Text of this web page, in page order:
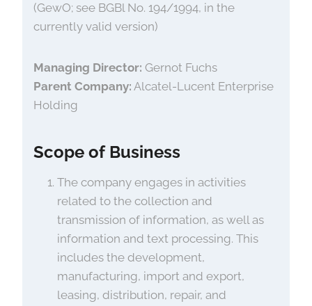
(GewO; see BGBl No. 194/1994, in the
currently valid version)
Managing Director: Gernot Fuchs
Parent Company: Alcatel-Lucent Enterprise
Holding
Scope of Business
The company engages in activities
related to the collection and
transmission of information, as well as
information and text processing. This
includes the development,
manufacturing, import and export,
leasing, distribution, repair, and